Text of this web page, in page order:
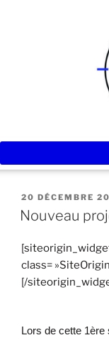
20 DÉCEMBRE
Nouveau
class=
[/
Lors de cette